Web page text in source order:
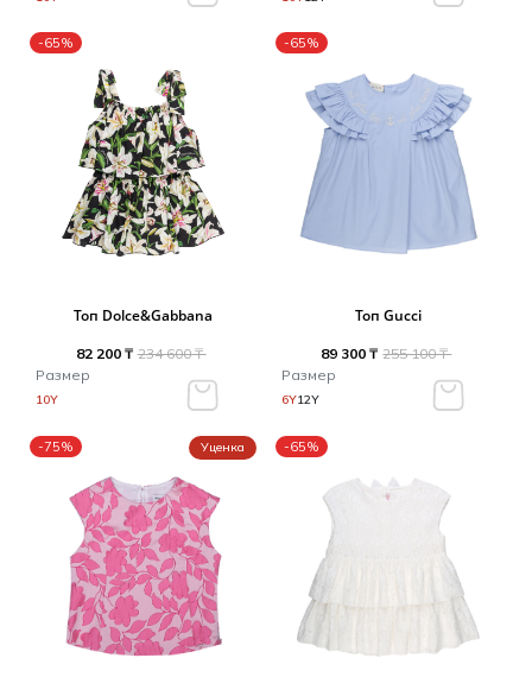
-65%
Топ Dolce&Gabbana
82 200 ₸ 234 600 ₸
Размер
10Y
-65%
Топ Gucci
89 300 ₸ 255 100 ₸
Размер
6Y12Y
-75% Уценка -65%